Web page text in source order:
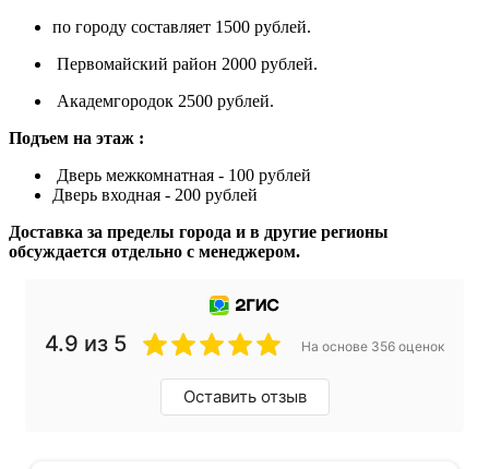
по городу составляет 1500 рублей.
Первомайский район 2000 рублей.
Академгородок 2500 рублей.
Подъем на этаж :
Дверь межкомнатная - 100 рублей
Дверь входная - 200 рублей
Доставка за пределы города и в другие регионы
обсуждается отдельно с менеджером.
4.9 из 5 На основе 356 оценок
Оставить отзыв